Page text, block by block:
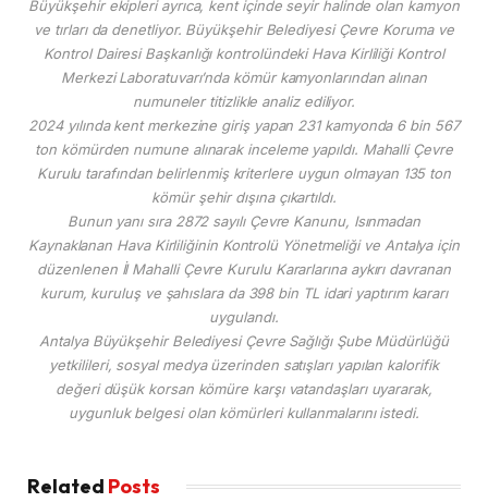
Büyükşehir ekipleri ayrıca, kent içinde seyir halinde olan kamyon
ve tırları da denetliyor. Büyükşehir Belediyesi Çevre Koruma ve
Kontrol Dairesi Başkanlığı kontrolündeki Hava Kirliliği Kontrol
Merkezi Laboratuvarı’nda kömür kamyonlarından alınan
numuneler titizlikle analiz ediliyor.
2024 yılında kent merkezine giriş yapan 231 kamyonda 6 bin 567
ton kömürden numune alınarak inceleme yapıldı. Mahalli Çevre
Kurulu tarafından belirlenmiş kriterlere uygun olmayan 135 ton
kömür şehir dışına çıkartıldı.
Bunun yanı sıra 2872 sayılı Çevre Kanunu, Isınmadan
Kaynaklanan Hava Kirliliğinin Kontrolü Yönetmeliği ve Antalya için
düzenlenen İl Mahalli Çevre Kurulu Kararlarına aykırı davranan
kurum, kuruluş ve şahıslara da 398 bin TL idari yaptırım kararı
uygulandı.
Antalya Büyükşehir Belediyesi Çevre Sağlığı Şube Müdürlüğü
yetkilileri, sosyal medya üzerinden satışları yapılan kalorifik
değeri düşük korsan kömüre karşı vatandaşları uyararak,
uygunluk belgesi olan kömürleri kullanmalarını istedi.
Related Posts